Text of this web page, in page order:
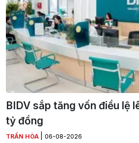
BIDV sắp tăng vốn điều lệ
tỷ đồng
TRẦN HÒA 06-08-2026